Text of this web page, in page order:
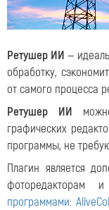
Ретушер ИИ —
обработку,
от самого процесса
Ретушер ИИ
графических
программы, не
Плагин является
фоторедакторам
программами: